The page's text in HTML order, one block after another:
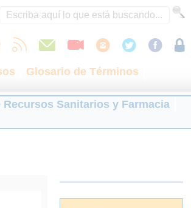
Glosario de Términos
Recursos Sanitarios y Farmacia